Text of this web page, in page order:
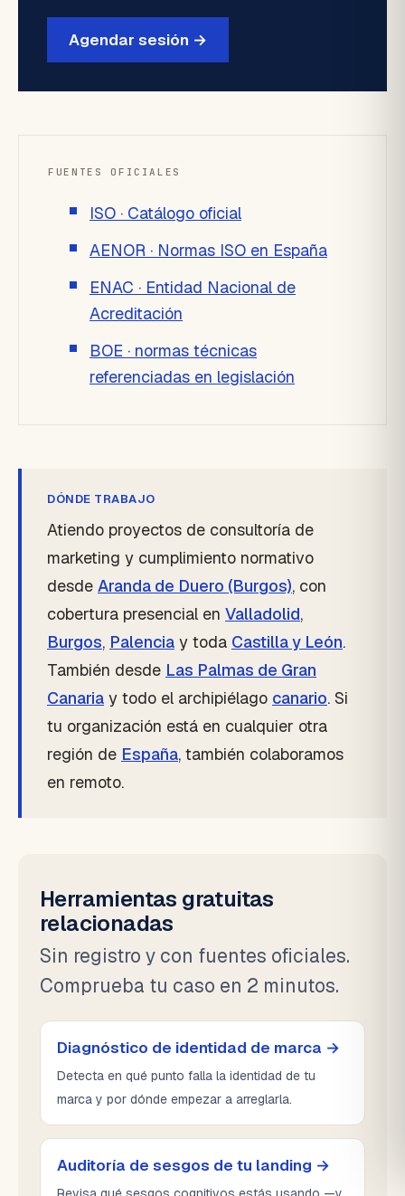
Agendar sesión →
FUENTES OFICIALES
ISO · Catálogo oficial
AENOR · Normas ISO en España
ENAC · Entidad Nacional de
Acreditación
BOE · normas técnicas
referenciadas en legislación
DÓNDE TRABAJO
Atiendo proyectos de consultoría de
marketing y cumplimiento normativo
desde Aranda de Duero (Burgos), con
cobertura presencial en Valladolid,
Burgos, Palencia y toda Castilla y León.
También desde Las Palmas de Gran
Canaria y todo el archipiélago canario. Si
tu organización está en cualquier otra
región de España, también colaboramos
en remoto.
Herramientas gratuitas
relacionadas
Sin registro y con fuentes oficiales.
Comprueba tu caso en 2 minutos.
Diagnóstico de identidad de marca →
Detecta en qué punto falla la identidad de tu
marca y por dónde empezar a arreglarla.
Auditoría de sesgos de tu landing →